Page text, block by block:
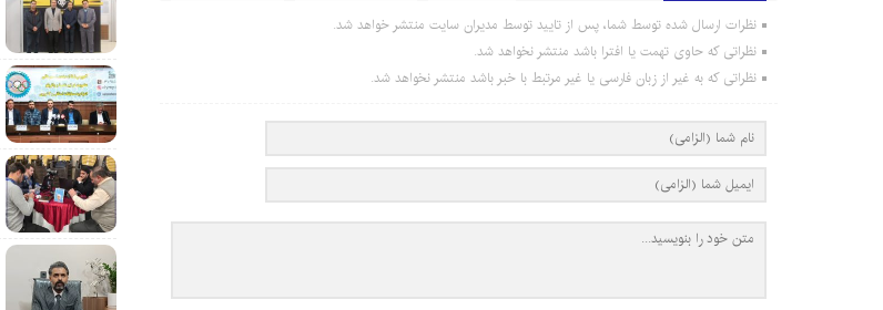
نظرات ارسال شده توسط شما، پس از تایید توسط مدیران سایت منتشر خواهد شد.
نظراتی که حاوی تهمت یا افترا باشد منتشر نخواهد شد.
نظراتی که به غیر از زبان فارسی یا غیر مرتبط با خبر باشد منتشر نخواهد شد.